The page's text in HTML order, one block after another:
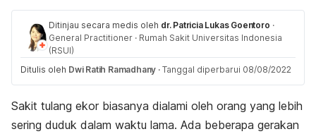
Ditinjau secara medis oleh dr. Patricia Lukas Goentoro ·
General Practitioner · Rumah Sakit Universitas Indonesia
(RSUI)
Ditulis oleh Dwi Ratih Ramadhany · Tanggal diperbarui 08/08/2022
Sakit tulang ekor biasanya dialami oleh orang yang lebih
sering duduk dalam waktu lama. Ada beberapa gerakan